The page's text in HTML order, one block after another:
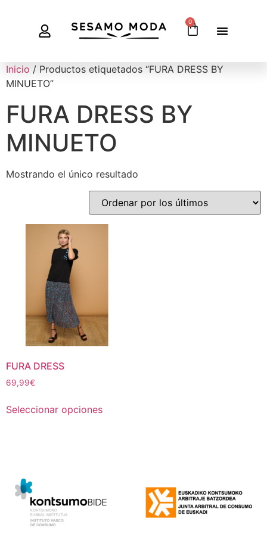
0
Inicio / Productos etiquetados “FURA DRESS BY
MINUETO”
FURA DRESS BY
MINUETO
Mostrando el único resultado
FURA DRESS
69,99€
Seleccionar opciones